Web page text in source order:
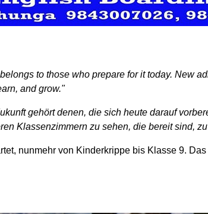
to those who prepare for it today. New
and grow."
gehört denen, die sich heute darauf
Klassenzimmern zu sehen, die bereit sind,
nunmehr von Kinderkrippe bis Klasse 9.
Schüler der 8. Klasse